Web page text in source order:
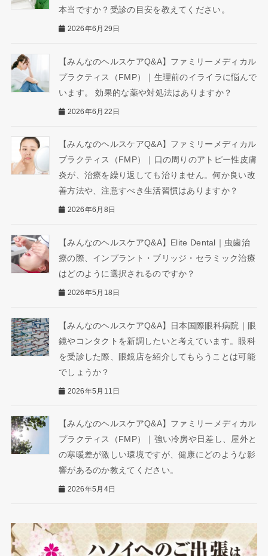
本当ですか？受診の目安を教えてください。
2026年6月29日
【みんなのヘルスケアQ&A】ファミリーメディカル
プラクティス（FMP）｜生理前のイライラに悩んで
います。 効果的な薬や対処法はありますか？
2026年6月22日
【みんなのヘルスケアQ&A】ファミリーメディカル
プラクティス（FMP）｜口の周りのアトピー性皮膚
炎が、治療を繰り返しても治りません。何か良い改
善方法や、注意すべき生活習慣はありますか？
2026年6月8日
【みんなのヘルスケアQ&A】Elite Dental｜虫歯治
療の際、インプラント・ブリッジ・セラミック治療
はどのように選択されるのですか？
2026年5月18日
【みんなのヘルスケアQ&A】日本国際眼科病院｜眼
鏡やコンタクトを新調したいと考えています。眼科
を受診した際、眼鏡店を紹介してもらうことは可能
でしょうか？
2026年5月11日
【みんなのヘルスケアQ&A】ファミリーメディカル
プラクティス（FMP）｜強い冷房や日差し、屋外と
の寒暖差が激しい環境ですが、健康にどのような影
響があるのか教えてください。
2026年5月4日